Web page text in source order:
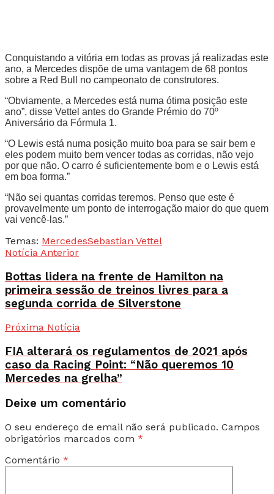
Conquistando a vitória em todas as provas já realizadas este
ano, a Mercedes dispõe de uma vantagem de 68 pontos
sobre a Red Bull no campeonato de construtores.
“Obviamente, a Mercedes está numa ótima posição este
ano”, disse Vettel antes do Grande Prémio do 70º
Aniversário da Fórmula 1.
“O Lewis está numa posição muito boa para se sair bem e
eles podem muito bem vencer todas as corridas, não vejo
por que não. O carro é suficientemente bom e o Lewis está
em boa forma.”
“Não sei quantas corridas teremos. Penso que este é
provavelmente um ponto de interrogação maior do que quem
vai vencê-las.”
Temas: MercedesSebastian Vettel
Notícia Anterior
Bottas lidera na frente de Hamilton na
primeira sessão de treinos livres para a
segunda corrida de Silverstone
Próxima Notícia
FIA alterará os regulamentos de 2021 após
caso da Racing Point: “Não queremos 10
Mercedes na grelha”
Deixe um comentário
O seu endereço de email não será publicado. Campos
obrigatórios marcados com *
Comentário *